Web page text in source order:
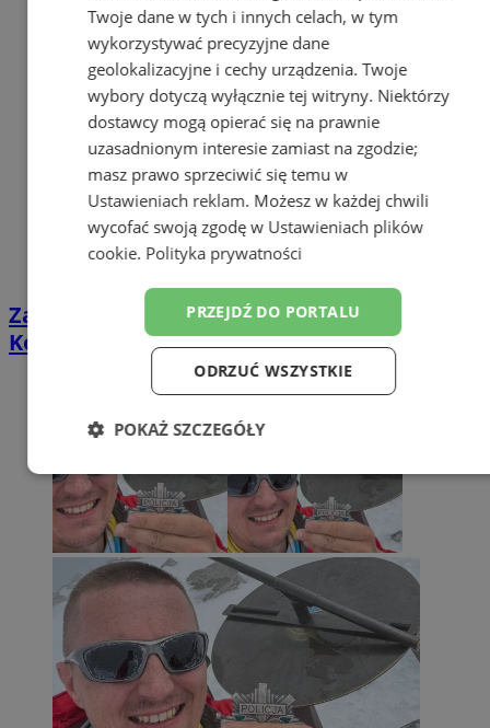
Zabrzański policjant zdobył kolejne szczyty
Korony Europy [GALERIA]
Twoje dane w tych i innych celach, w tym
wykorzystywać precyzyjne dane
geolokalizacyjne i cechy urządzenia. Twoje
wybory dotyczą wyłącznie tej witryny. Niektórzy
dostawcy mogą opierać się na prawnie
uzasadnionym interesie zamiast na zgodzie;
masz prawo sprzeciwić się temu w
Ustawieniach reklam. Możesz w każdej chwili
wycofać swoją zgodę w Ustawieniach plików
cookie. Polityka prywatności
PRZEJDŹ DO PORTALU
ODRZUĆ WSZYSTKIE
POKAŻ SZCZEGÓŁY
Niezbędne Wydajność Targetowanie
Funkcjonalność Niesklasyfikowane
Niezbędne Wydajność